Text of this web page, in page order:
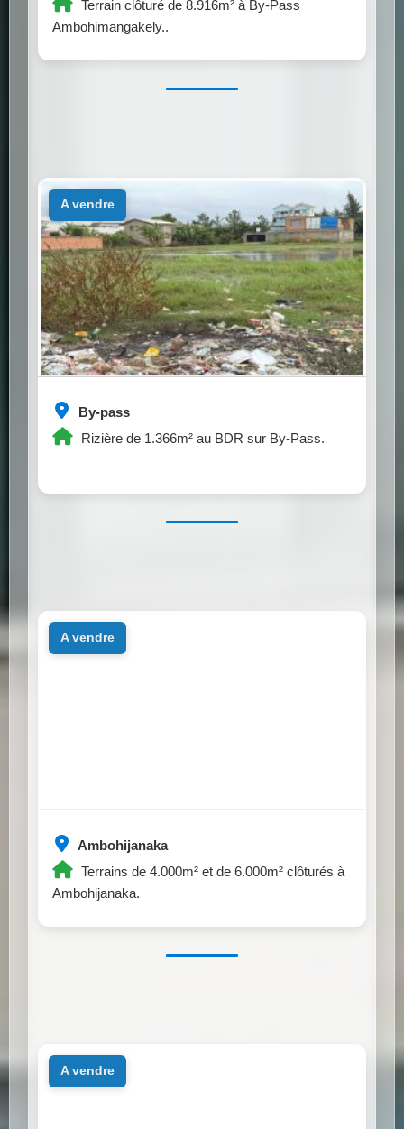
Terrain clôturé de 8.916m² à By-Pass
Ambohimangakely..
By-pass
Rizière de 1.366m² au BDR sur By-Pass.
a vendre
Ambohijanaka
Terrains de 4.000m² et de 6.000m² clôturés à
Ambohijanaka.
a vendre
a vendre